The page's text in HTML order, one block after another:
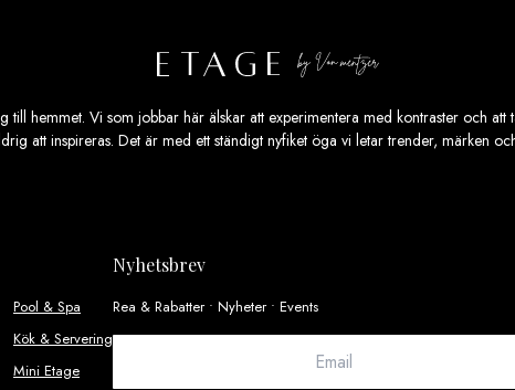
till hemmet. Vi som jobbar här älskar att experimentera med kontraster och
att inspireras. Det är med ett ständigt nyfiket öga vi letar trender, märken
Pool & Spa
Kök & Servering
Mini Etage
Nyhetsbrev
Rea & Rabatter • Nyheter • Events